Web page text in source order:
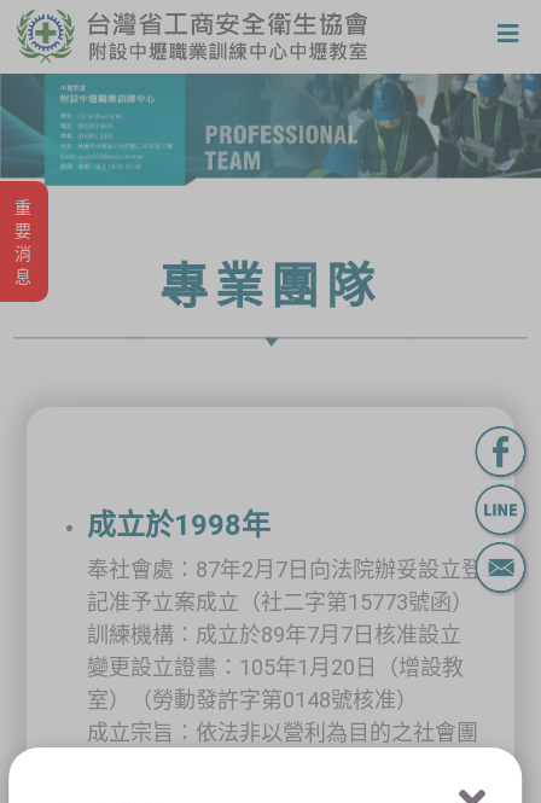
重要消息 專業團隊
成立於1998年
奉社會處：87年2月7日向法院辦妥設立登
記准予立案成立（社二字第15773號函）
訓練機構：成立於89年7月7日核准設立
變更設立證書：105年1月20日（增設教
室）（勞動發許字第0148號核准）
成立宗旨：依法非以營利為目的之社會團
協助安全衛生教育訓練推動，防止業災害為